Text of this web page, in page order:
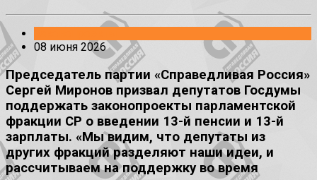
08 июня 2026
Председатель партии «Справедливая Россия»
Сергей Миронов призвал депутатов Госдумы
поддержать законопроекты парламентской
фракции СР о введении 13-й пенсии и 13-й
зарплаты. «Мы видим, что депутаты из
других фракций разделяют наши идеи, и
рассчитываем на поддержку во время